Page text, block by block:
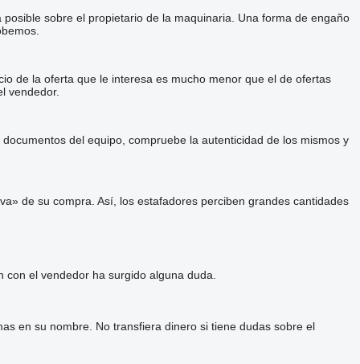
sobre el propietario de la maquinaria. Una forma de engaño
de la oferta que le interesa es mucho menor que el de ofertas
vendedor.
del equipo, compruebe la autenticidad de los mismos y
de su compra. Así, los estafadores perciben grandes cantidades
el vendedor ha surgido alguna duda.
en su nombre. No transfiera dinero si tiene dudas sobre el